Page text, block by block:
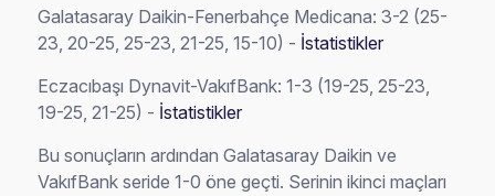
Galatasaray Daikin-Fenerbahçe Medicana: 3-2 (25-
23, 20-25, 25-23, 21-25, 15-10) - İstatistikler
Eczacıbaşı Dynavit-VakıfBank: 1-3 (19-25, 25-23,
19-25, 21-25) - İstatistikler
Bu sonuçların ardından Galatasaray Daikin ve
VakıfBank seride 1-0 öne geçti. Serinin ikinci maçları